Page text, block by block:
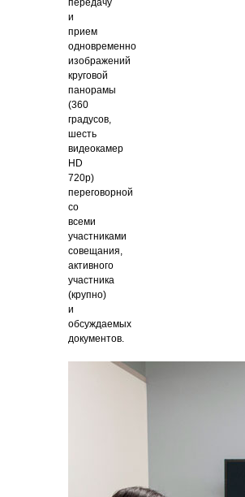
передачу
и
прием
одновременно
изображений
круговой
панорамы
(360
градусов,
шесть
видеокамер
HD
720p)
переговорной
со
всеми
участниками
совещания,
активного
участника
(крупно)
и
обсуждаемых
документов.